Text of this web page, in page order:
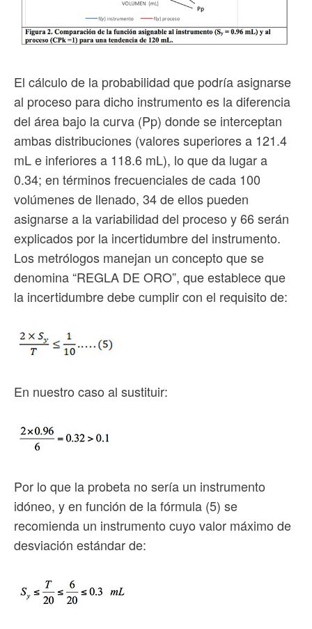
El cálculo de la probabilidad que podría asignarse
al proceso para dicho instrumento es la diferencia
del área bajo la curva (Pp) donde se interceptan
ambas distribuciones (valores superiores a 121.4
mL e inferiores a 118.6 mL), lo que da lugar a
0.34; en términos frecuenciales de cada 100
volúmenes de llenado, 34 de ellos pueden
asignarse a la variabilidad del proceso y 66 serán
explicados por la incertidumbre del instrumento.
Los metrólogos manejan un concepto que se
denomina “REGLA DE ORO”, que establece que
la incertidumbre debe cumplir con el requisito de:
En nuestro caso al sustituir:
Por lo que la probeta no sería un instrumento
idóneo, y en función de la fórmula (5) se
recomienda un instrumento cuyo valor máximo de
desviación estándar de: